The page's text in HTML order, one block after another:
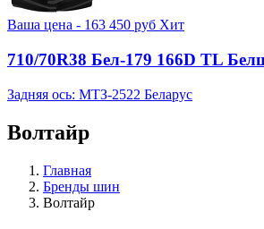
Ваша цена - 163 450 руб Хит
710/70R38 Бел-179 166D TL
Задняя ось: МТЗ-2522 Беларус
Волтайр
Главная
Бренды шин
Волтайр